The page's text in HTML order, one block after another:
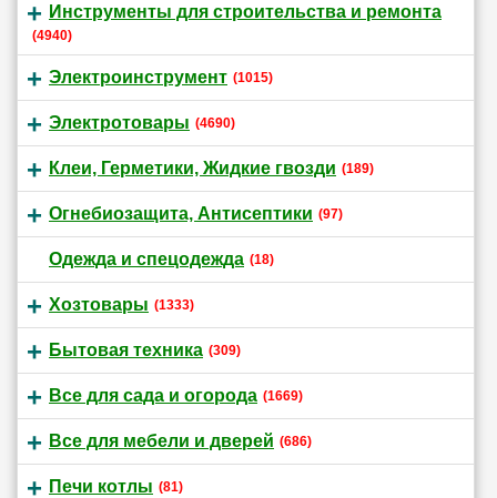
Инструменты для строительства и ремонта
(4940)
Электроинструмент (1015)
Электротовары (4690)
Клеи, Герметики, Жидкие гвозди (189)
Огнебиозащита, Антисептики (97)
Одежда и спецодежда (18)
Хозтовары (1333)
Бытовая техника (309)
Все для сада и огорода (1669)
Все для мебели и дверей (686)
Печи котлы (81)